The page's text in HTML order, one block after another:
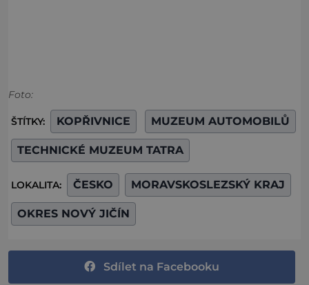
Foto:
ŠTÍTKY: KOPŘIVNICE MUZEUM AUTOMOBILŮ
TECHNICKÉ MUZEUM TATRA
LOKALITA: ČESKO MORAVSKOSLEZSKÝ KRAJ
OKRES NOVÝ JIČÍN
Sdílet na Facebooku